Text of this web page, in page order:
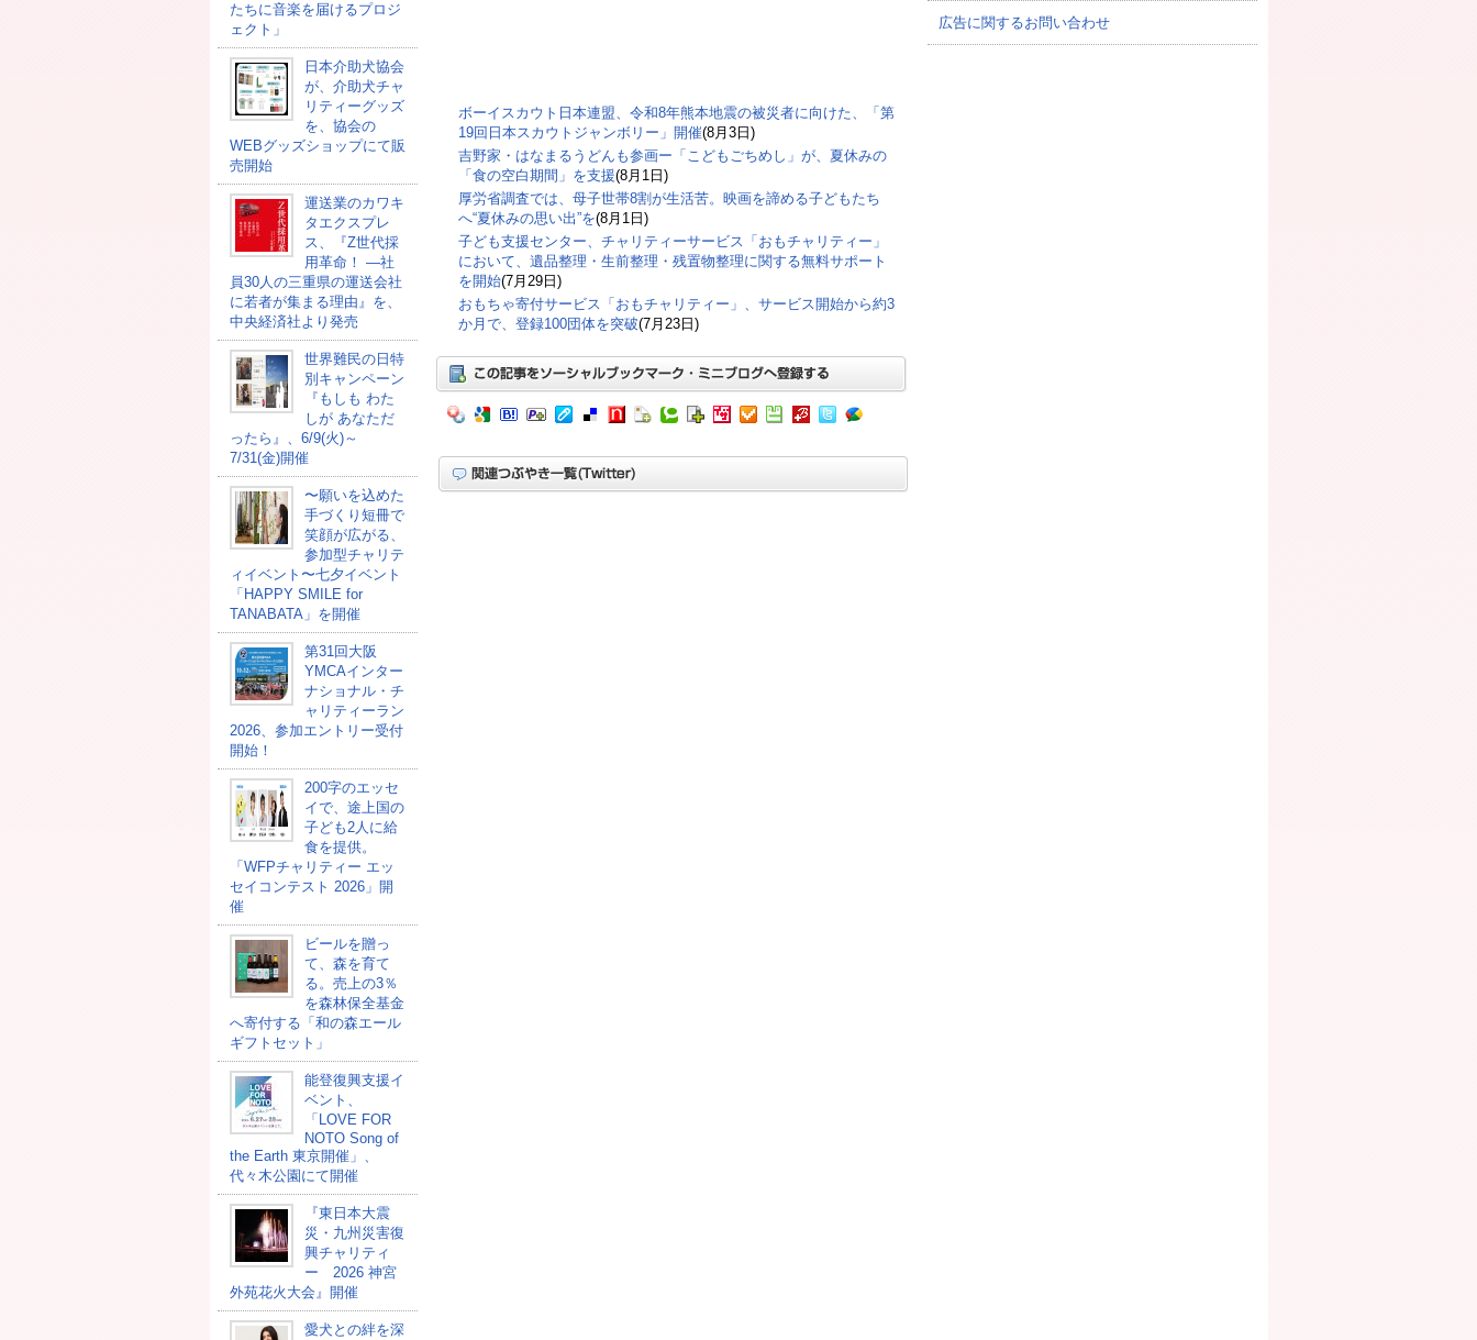
たちに音楽を届けるプロジ
ェクト」
日本介助犬協会
が、介助犬チャ
リティーグッズ
を、協会の
WEBグッズショップにて販
売開始
運送業のカワキ
タエクスプレ
ス、『Z世代採
用革命！ ―社
員30人の三重県の運送会社
に若者が集まる理由』を、
中央経済社より発売
世界難民の日特
別キャンペーン
『もしも わた
しが あなただ
ったら』、6/9(火)～
7/31(金)開催
〜願いを込めた
手づくり短冊で
笑顔が広がる、
参加型チャリテ
ィイベント〜七夕イベント
「HAPPY SMILE for
TANABATA」を開催
第31回大阪
YMCAインター
ナショナル・チ
ャリティーラン
2026、参加エントリー受付
開始！
200字のエッセ
イで、途上国の
子ども2人に給
食を提供。
「WFPチャリティー エッ
セイコンテスト 2026」開
催
ビールを贈っ
て、森を育て
る。売上の3％
を森林保全基金
へ寄付する「和の森エール
ギフトセット」
能登復興支援イ
ベント、
「LOVE FOR
NOTO Song of
the Earth 東京開催」、
代々木公園にて開催
『東日本大震
災・九州災害復
興チャリティ
ー 2026 神宮
外苑花火大会』開催
愛犬との絆を深
ボーイスカウト日本連盟、令和8年熊本地震の被災者に向けた、「第
19回日本スカウトジャンボリー」開催(8月3日)
吉野家・はなまるうどんも参画ー「こどもごちめし」が、夏休みの
「食の空白期間」を支援(8月1日)
厚労省調査では、母子世帯8割が生活苦。映画を諦める子どもたち
へ“夏休みの思い出”を(8月1日)
子ども支援センター、チャリティーサービス「おもチャリティー」
において、遺品整理・生前整理・残置物整理に関する無料サポート
を開始(7月29日)
おもちゃ寄付サービス「おもチャリティー」、サービス開始から約3
か月で、登録100団体を突破(7月23日)
広告に関するお問い合わせ